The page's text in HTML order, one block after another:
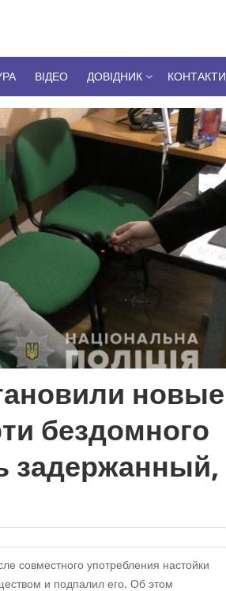
ВІДЕО ДОВІДНИК КОНТАКТИ
новые
бездомного
задержанный,
совместного употребления настойки
и подпалил его. Об этом